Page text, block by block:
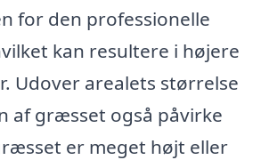
for den professionelle
kan resultere i højere
Udover arealets størrelse
af græsset også påvirke
er meget højt eller